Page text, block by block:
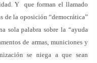
Y que forman el llamado
de la oposición “democrática”
sola palabra sobre la “ayuda
de armas, municiones y
se niega a que sean